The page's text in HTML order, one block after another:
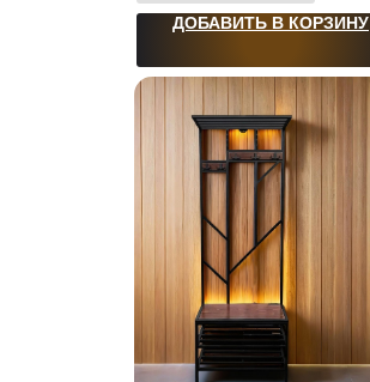
ДОБАВИТЬ В КОРЗИНУ